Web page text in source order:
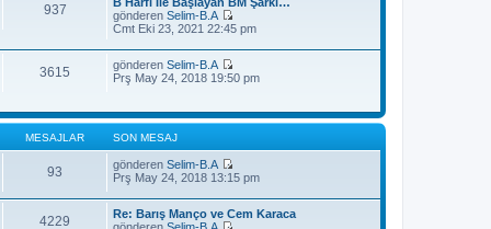
t
lg
r
n
l
m
e
s
a
ı
r
t
l
937
gönderen Selim-B.A
S
n
e
j
r
ü
n
t
Cmt Eki 23, 2021 22:45 pm
3615 gönderen Selim-B.A
S
m
e
a
ı
ö
r
Prş May 24, 2018 19:50 pm
MESAJLAR SON MESAJ
93 gönderen Selim-B.A
S
n
m
Prş May 24, 2018 13:15 pm
4229
Re: Barış Manço ve Cem Karaca